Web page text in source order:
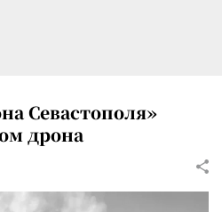
Севастополя»
дрона